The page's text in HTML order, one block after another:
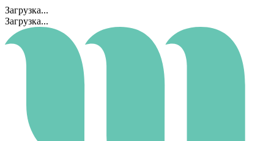
Загрузка...
Загрузка...